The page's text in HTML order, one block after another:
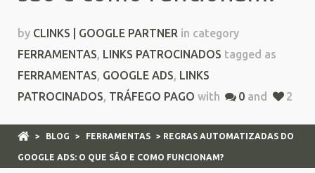
by CLINKS | GOOGLE PARTNER in category
FERRAMENTAS, LINKS PATROCINADOS tagged as
FERRAMENTAS, GOOGLE ADS, LINKS
PATROCINADOS, TRÁFEGO PAGO with 0 and 2
> BLOG > FERRAMENTAS > REGRAS AUTOMATIZADAS DO
GOOGLE ADS: O QUE SÃO E COMO FUNCIONAM?